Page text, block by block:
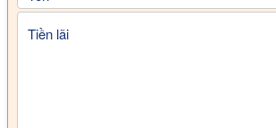
Tiền lãi